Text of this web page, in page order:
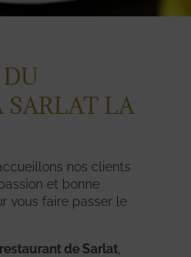
SARLAT LA
nos clients
et bonne
vous faire passer le
restaurant de Sarlat